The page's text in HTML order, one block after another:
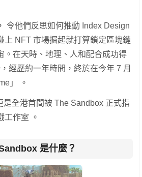
令他們反思如何推動 Index Design
上 NFT 市場掘起就打算鎖定區塊鏈
。在天時、地理、人和配合成功得
經歷約一年時間，終於在今年 7 月
」 。
是全港首間被 The Sandbox 正式指
工作室 。
是什麼？